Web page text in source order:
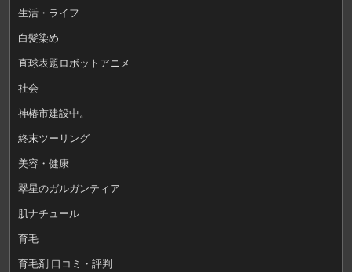
生活・ライフ
白髪染め
直球表題ロボットアニメ
社会
神椿市建設中。
終末ツーリング
美容・健康
翠星のガルガンティア
肌ナチュール
育毛
育毛剤 口コミ・評判